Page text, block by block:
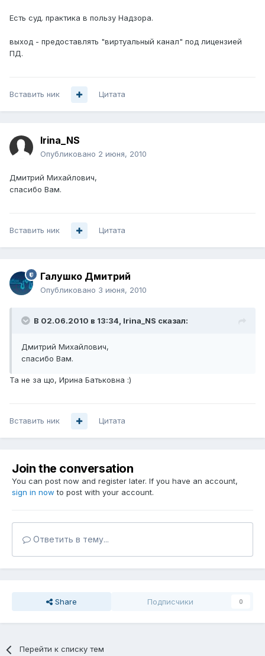
Есть суд. практика в пользу Надзора.
выход - предоставлять "виртуальный канал" под лицензией
ПД.
Вставить ник Цитата
Irina_NS
Опубликовано 2 июня, 2010
Дмитрий Михайлович,
спасибо Вам.
Вставить ник Цитата
Галушко Дмитрий
Опубликовано 3 июня, 2010
В 02.06.2010 в 13:34, Irina_NS сказал:
Дмитрий Михайлович,
спасибо Вам.
Та не за що, Ирина Батьковна :)
Вставить ник Цитата
Join the conversation
You can post now and register later. If you have an account,
sign in now to post with your account.
Ответить в тему...
Share Подписчики 0
Перейти к списку тем